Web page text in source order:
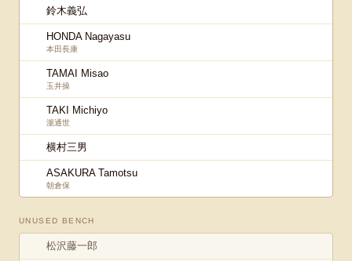
鈴木義弘
HONDA Nagayasu
本田長康
TAMAI Misao
玉井操
TAKI Michiyo
瀧通世
横村三男
ASAKURA Tamotsu
朝倉保
UNUSED BENCH
松沢藤一郎